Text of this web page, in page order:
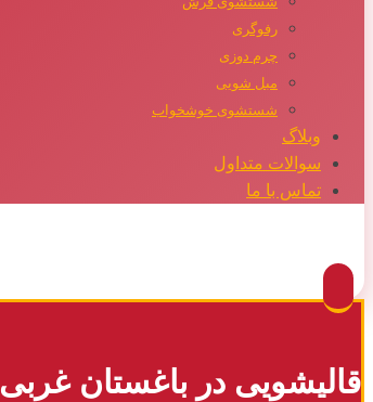
رفوگری
چرم دوزی
مبل شویی
شستشوی خوشخواب
وبلاگ
سوالات متداول
تماس با ما
قالیشویی در باغستان غربی